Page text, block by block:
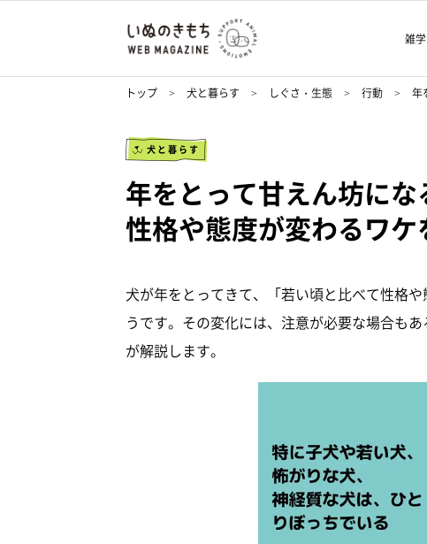
雑
トップ 犬と暮らす しぐさ・生態 行動 年
犬と暮らす
年をとって甘えん坊に
性格や態度が変わるワケ
犬が年をとってきて、「若い頃と比べて性格
うです。その変化には、注意が必要な場合も
が解説します。